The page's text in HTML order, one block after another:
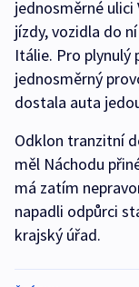
jednosměrné
jízdy, vozidla do
Itálie. Pro plynulý
jednosměrný
dostala auta
Odklon tranzitní
měl Náchodu
má zatím
napadli odpůrci
krajský úřad.